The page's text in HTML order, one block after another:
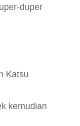
duper
Katsu
kemudian